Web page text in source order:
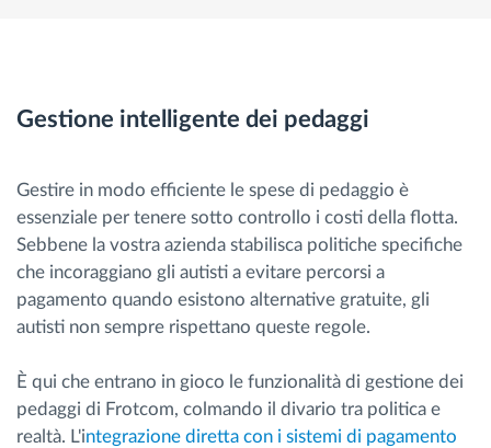
Gestione intelligente dei pedaggi
Gestire in modo efficiente le spese di pedaggio è
essenziale per tenere sotto controllo i costi della flotta.
Sebbene la vostra azienda stabilisca politiche specifiche
che incoraggiano gli autisti a evitare percorsi a
pagamento quando esistono alternative gratuite, gli
autisti non sempre rispettano queste regole.
È qui che entrano in gioco le funzionalità di gestione dei
pedaggi di Frotcom, colmando il divario tra politica e
realtà. L'integrazione diretta con i sistemi di pagamento